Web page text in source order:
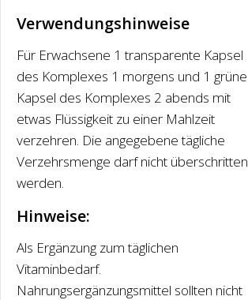
Verwendungshinweise
Für Erwachsene 1 transparente Kapsel
des Komplexes 1 morgens und 1 grüne
Kapsel des Komplexes 2 abends mit
etwas Flüssigkeit zu einer Mahlzeit
verzehren. Die angegebene tägliche
Verzehrsmenge darf nicht überschritten
werden.
Hinweise:
Als Ergänzung zum täglichen
Vitaminbedarf.
Nahrungsergänzungsmittel sollten nicht